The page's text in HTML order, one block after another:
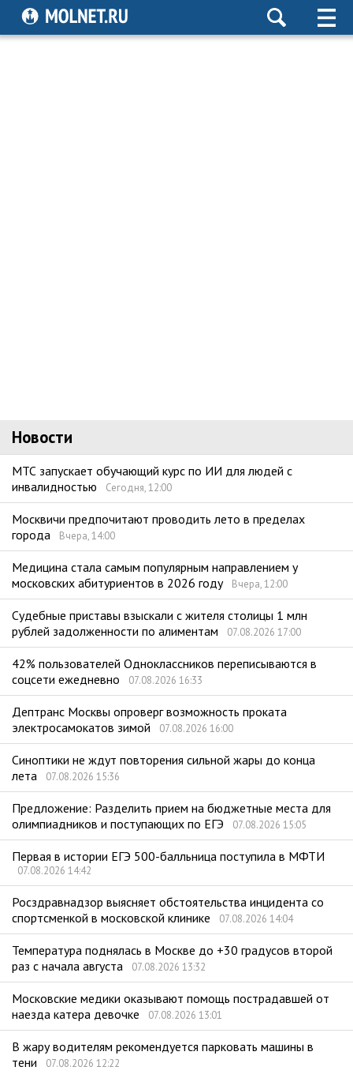
Новости
МТС запускает обучающий курс по ИИ для людей с
инвалидностью
Сегодня, 12:00
Москвичи предпочитают проводить лето в пределах
города
Вчера, 14:00
Медицина стала самым популярным направлением у
московских абитуриентов в 2026 году
Вчера, 12:00
Судебные приставы взыскали с жителя столицы 1 млн
рублей задолженности по алиментам
07.08.2026 17:00
42% пользователей Одноклассников переписываются в
соцсети ежедневно
07.08.2026 16:33
Дептранс Москвы опроверг возможность проката
электросамокатов зимой
07.08.2026 16:00
Синоптики не ждут повторения сильной жары до конца
лета
07.08.2026 15:36
Предложение: Разделить прием на бюджетные места для
олимпиадников и поступающих по ЕГЭ
07.08.2026 15:05
Первая в истории ЕГЭ 500-балльница поступила в МФТИ
07.08.2026 14:42
Росздравнадзор выясняет обстоятельства инцидента со
спортсменкой в московской клинике
07.08.2026 14:04
Температура поднялась в Москве до +30 градусов второй
раз с начала августа
07.08.2026 13:32
Московские медики оказывают помощь пострадавшей от
наезда катера девочке
07.08.2026 13:01
В жару водителям рекомендуется парковать машины в
тени
07.08.2026 12:22